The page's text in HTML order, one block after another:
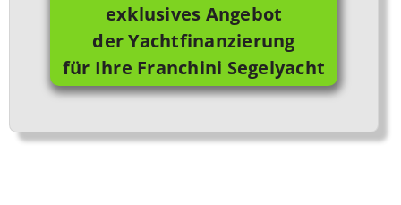
exklusives Angebot
der Yachtfinanzierung
für Ihre Franchini Segelyacht